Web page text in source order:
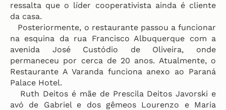
ressalta que o líder cooperativista ainda é cliente
da casa.
Posteriormente, o restaurante passou a funcionar
na esquina da rua Francisco Albuquerque com a
avenida José Custódio de Oliveira, onde
permaneceu por cerca de 20 anos. Atualmente, o
Restaurante A Varanda funciona anexo ao Paraná
Palace Hotel.
Ruth Deitos é mãe de Prescila Deitos Javorski e
avó de Gabriel e dos gêmeos Lourenzo e Maria